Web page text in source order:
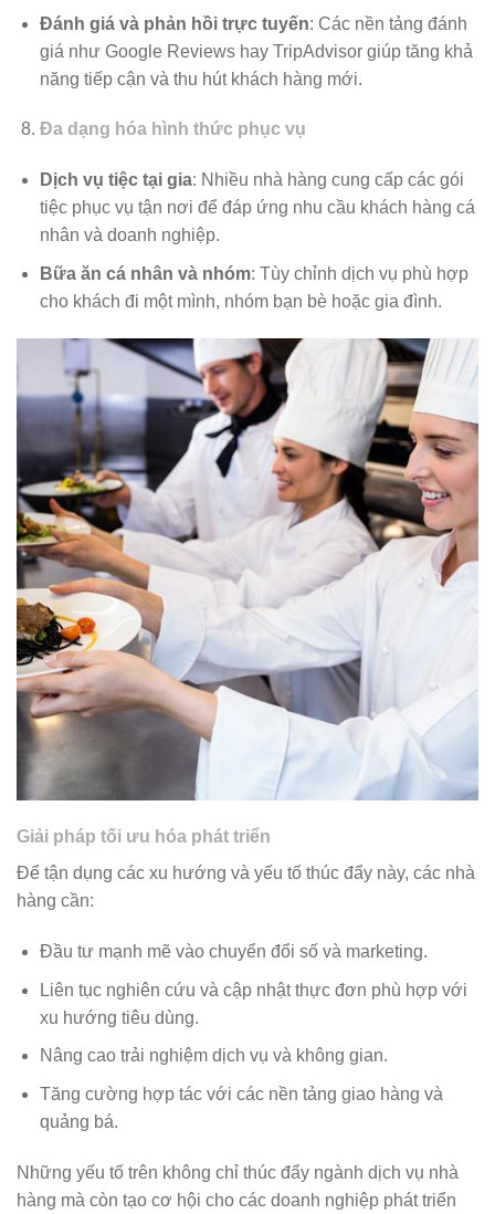
Đánh giá và phản hồi trực tuyến: Các nền tảng đánh
giá như Google Reviews hay TripAdvisor giúp tăng khả
năng tiếp cận và thu hút khách hàng mới.
Đa dạng hóa hình thức phục vụ
Dịch vụ tiệc tại gia: Nhiều nhà hàng cung cấp các gói
tiệc phục vụ tận nơi để đáp ứng nhu cầu khách hàng cá
nhân và doanh nghiệp.
Bữa ăn cá nhân và nhóm: Tùy chỉnh dịch vụ phù hợp
cho khách đi một mình, nhóm bạn bè hoặc gia đình.
Giải pháp tối ưu hóa phát triển
Để tận dụng các xu hướng và yếu tố thúc đẩy này, các nhà
hàng cần:
Đầu tư mạnh mẽ vào chuyển đổi số và marketing.
Liên tục nghiên cứu và cập nhật thực đơn phù hợp với
xu hướng tiêu dùng.
Nâng cao trải nghiệm dịch vụ và không gian.
Tăng cường hợp tác với các nền tảng giao hàng và
quảng bá.
Những yếu tố trên không chỉ thúc đẩy ngành dịch vụ nhà
hàng mà còn tạo cơ hội cho các doanh nghiệp phát triển